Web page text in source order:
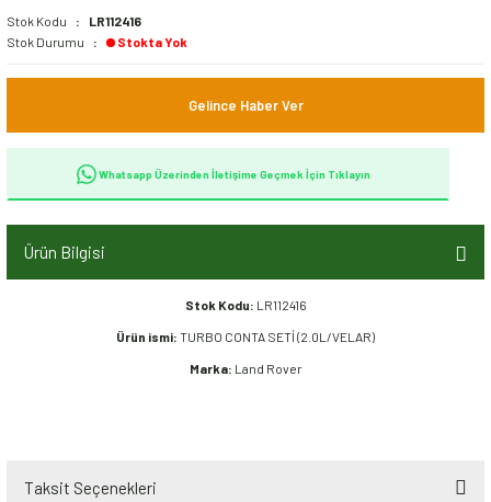
Stok Kodu
LR112416
Stok Durumu
Stokta Yok
Gelince Haber Ver
Whatsapp Üzerinden İletişime Geçmek İçin Tıklayın
Ürün Bilgisi
Stok Kodu: LR112416
Ürün ismi: TURBO CONTA SETİ (2.0L/VELAR)
Marka: Land Rover
Taksit Seçenekleri